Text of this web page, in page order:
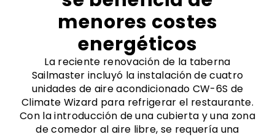
menores costes
energéticos
La reciente renovación de la taberna
Sailmaster incluyó la instalación de cuatro
unidades de aire acondicionado CW-6S de
Climate Wizard para refrigerar el restaurante.
Con la introducción de una cubierta y una zona
de comedor al aire libre, se requería una